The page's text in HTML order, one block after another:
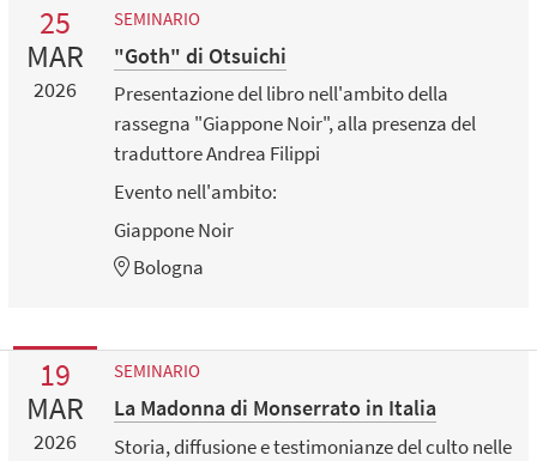
25
MAR
2026
SEMINARIO
"Goth" di Otsuichi
Presentazione del libro nell'ambito della
rassegna "Giappone Noir", alla presenza del
traduttore Andrea Filippi
Evento nell'ambito:
Giappone Noir
Bologna
19
MAR
2026
SEMINARIO
La Madonna di Monserrato in Italia
Storia, diffusione e testimonianze del culto nelle